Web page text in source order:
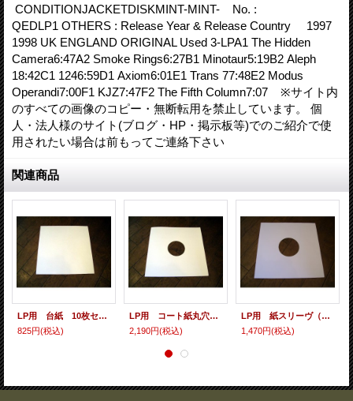
CONDITIONJACKETDISKMINT-MINT- No. :
QEDLP1 OTHERS : Release Year & Release Country 1997
1998 UK ENGLAND ORIGINAL Used 3-LPA1 The Hidden
Camera6:47A2 Smoke Rings6:27B1 Minotaur5:19B2 Aleph
18:42C1 1246:59D1 Axiom6:01E1 Trans 77:48E2 Modus
Operandi7:00F1 KJZ7:47F2 The Fifth Column7:07 ※サイト内
のすべての画像のコピー・無断転用を禁止しています。 個
人・法人様のサイト(ブログ・HP・掲示板等)でのご紹介で使
用されたい場合は前もってご連絡下さい
関連商品
LP用 台紙 10枚セット
825円(税込)
LP用 コート紙丸穴ジャケ 10枚セット
2,190円(税込)
LP用 紙スリーヴ（レギュラー 四角の角） 10枚セット
1,470円(税込)